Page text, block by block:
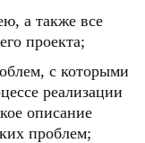
а также все
проекта;
с которыми
реализации
описание
проблем;